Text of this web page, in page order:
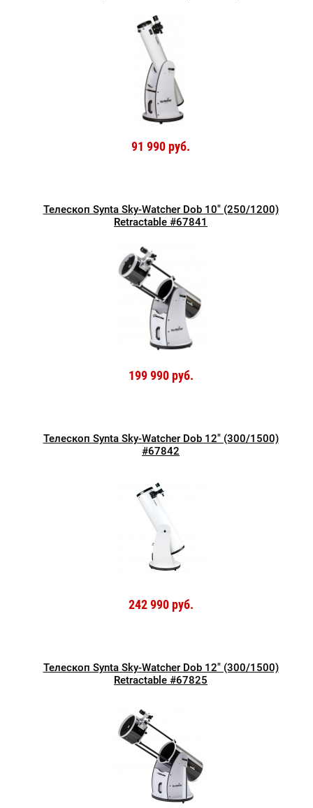
91 990 руб.
Телескоп Synta Sky-Watcher Dob 10" (250/1200)
Retractable #67841
199 990 руб.
Телескоп Synta Sky-Watcher Dob 12" (300/1500)
#67842
242 990 руб.
Телескоп Synta Sky-Watcher Dob 12" (300/1500)
Retractable #67825